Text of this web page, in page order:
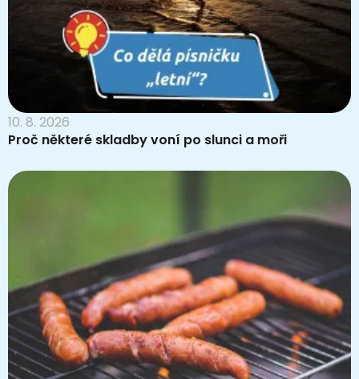
10. 8. 2026
Proč některé skladby voní po slunci a moři